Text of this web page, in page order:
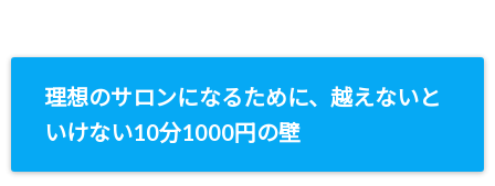
理想のサロンになるために、越えないと
いけない10分1000円の壁